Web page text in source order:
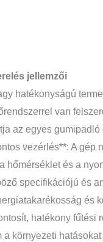
jellemzői
hatékonyságú
van
az egyes
vezérlés**: A gép
hőmérséklet és a
specifikációjú és
és
hatékony fűtési
a környezeti